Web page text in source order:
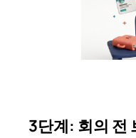
3단계: 회의 전